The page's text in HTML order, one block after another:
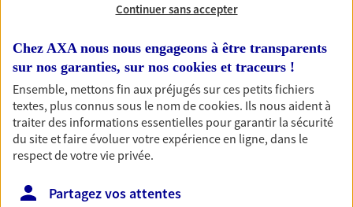
2 résultats correspondent à votre
recherche
Passer les
résultats
Liste Carte
Billal Taguia
Continuer sans accepter
Chez AXA nous nous engageons à être transparents
sur nos garanties, sur nos cookies et traceurs !
Ensemble, mettons fin aux préjugés sur ces petits fichiers
textes, plus connus sous le nom decookies. Ils nous aident à
traiter des informations essentielles pour garantir la sécurité
du site et faire évoluer votre expérience en ligne, dans le
respect de votre vie privée.
Partagez vos attentes